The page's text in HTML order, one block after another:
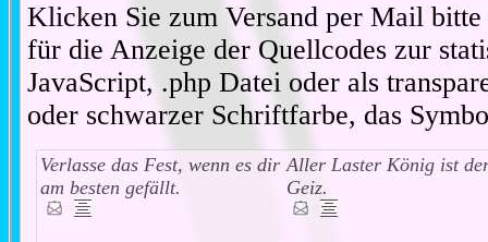
Klicken Sie zum Versand per Mail
für die Anzeige der Quellcodes zur
JavaScript, .php Datei oder als
oder schwarzer Schriftfarbe, das
Verlasse das Fest, wenn es dir
am besten gefällt.
Aller Laster König ist
Geiz.